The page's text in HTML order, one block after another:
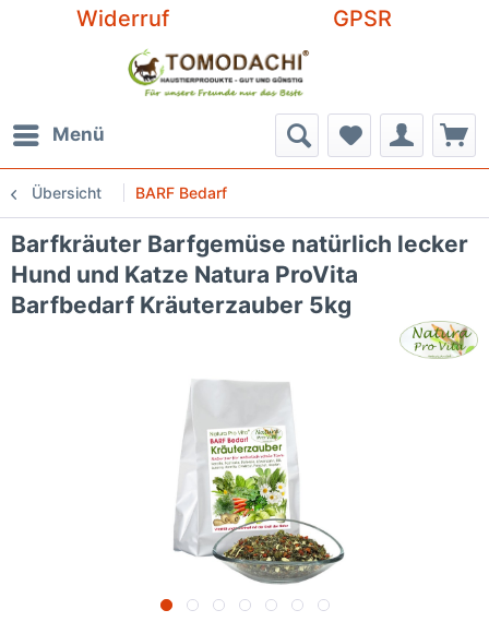
Widerruf GPSR
Menü
Übersicht BARF Bedarf
Barfkräuter Barfgemüse natürlich lecker
Hund und Katze Natura ProVita
Barfbedarf Kräuterzauber 5kg